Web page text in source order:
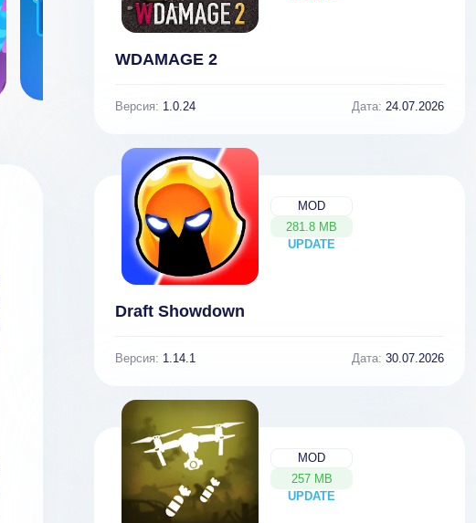
WDAMAGE 2
Версия: 1.0.24 Дата: 24.07.2026
MOD
281.8 MB
UPDATE
NEW
Draft Showdown
Версия: 1.14.1 Дата: 30.07.2026
MOD
257 MB
UPDATE
NEW